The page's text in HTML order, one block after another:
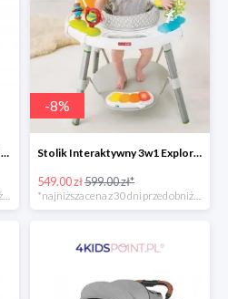
Krzesełko Evolu 2 natural/white Childhome
-8%
Stolik Interaktywny 3w1 Explore & More Skip Hop
549.00 zł599.00 zł*